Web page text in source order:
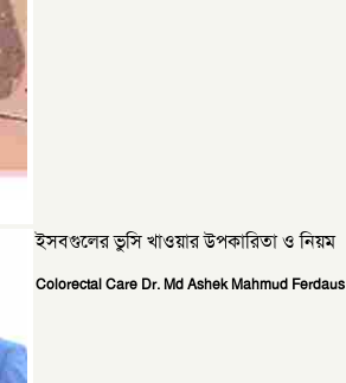
ইসবগুলের ভুসি খাওয়ার উপকারিতা ও নিয়ম
Colorectal Care Dr. Md Ashek Mahmud Ferdaus